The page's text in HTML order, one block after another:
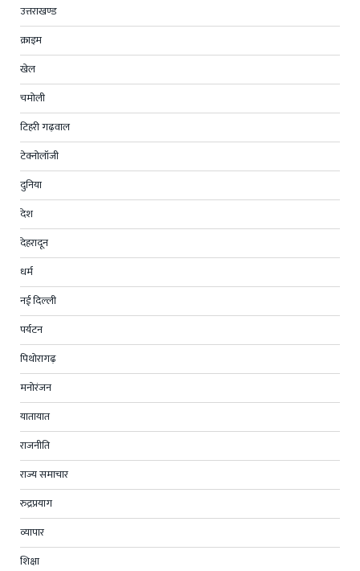
उत्तराखण्ड
क्राइम
खेल
चमोली
टिहरी गढ़वाल
टेक्नोलॉजी
दुनिया
देश
देहरादून
धर्म
नई दिल्ली
पर्यटन
पिथोरागढ़
मनोरंजन
यातायात
राजनीति
राज्य समाचार
रुद्रप्रयाग
व्यापार
शिक्षा